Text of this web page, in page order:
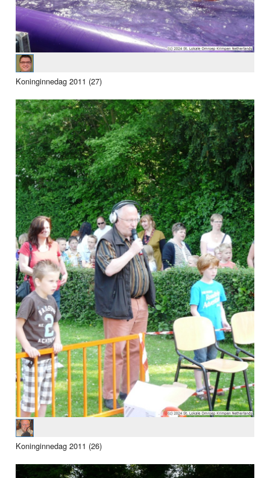
Koninginnedag 2011 (27)
Koninginnedag 2011 (26)